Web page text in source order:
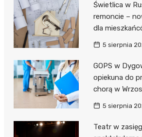
Świetlica w
remoncie –
dla
5 sierpnia
GOPS w
opiekuna do
chorą w
5 sierpnia
Teatr w